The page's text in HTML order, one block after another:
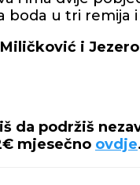
boda u tri
i
da podržiš
mjesečno ovdje